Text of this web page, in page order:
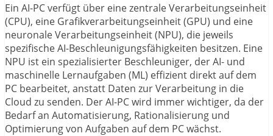
Ein AI-PC verfügt über eine zentrale Verarbeitungseinheit
(CPU), eine Grafikverarbeitungseinheit (GPU) und eine
neuronale Verarbeitungseinheit (NPU), die jeweils
spezifische AI-Beschleunigungsfähigkeiten besitzen. Eine
NPU ist ein spezialisierter Beschleuniger, der AI- und
maschinelle Lernaufgaben (ML) effizient direkt auf dem
PC bearbeitet, anstatt Daten zur Verarbeitung in die
Cloud zu senden. Der AI-PC wird immer wichtiger, da der
Bedarf an Automatisierung, Rationalisierung und
Optimierung von Aufgaben auf dem PC wächst.